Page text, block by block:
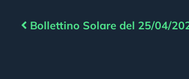
Bollettino Solare del 25/04/